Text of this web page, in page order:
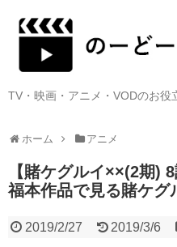
TV・映画・アニメ・VODのお役
ホーム アニメ
【賭ケグルイ××(2期)
福本作品で見る賭ケグ
2019/2/27 2019/3/6